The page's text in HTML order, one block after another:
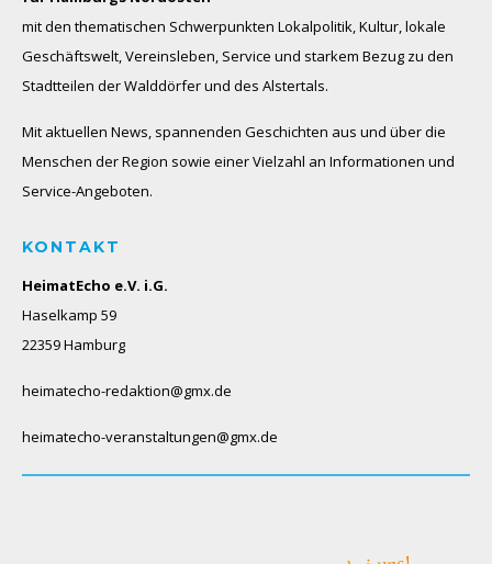
mit den thematischen Schwerpunkten Lokalpolitik, Kultur, lokale
Geschäftswelt, Vereinsleben, Service und starkem Bezug zu den
Stadtteilen der Walddörfer und des Alstertals.
Mit aktuellen News, spannenden Geschichten aus und über die
Menschen der Region sowie einer Vielzahl an Informationen und
Service-Angeboten.
KONTAKT
HeimatEcho e.V. i.G.
Haselkamp 59
22359 Hamburg
heimatecho-redaktion@gmx.de
heimatecho-veranstaltungen@gmx.de